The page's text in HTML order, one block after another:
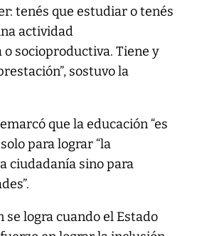
tenés que estudiar o tenés
actividad
socioproductiva. Tiene y
sostuvo la
que la educación “es
para lograr “la
ciudadanía sino para
se logra cuando el Estado